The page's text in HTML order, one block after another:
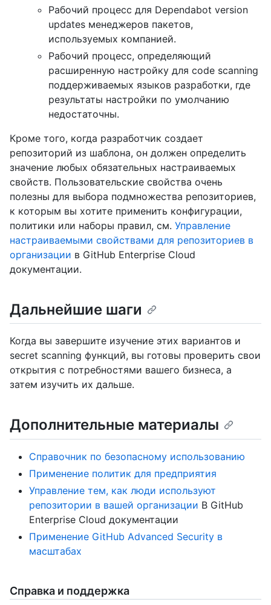
Рабочий процесс для Dependabot version
updates менеджеров пакетов,
используемых компанией.
Рабочий процесс, определяющий
расширенную настройку для code scanning
поддерживаемых языков разработки, где
результаты настройки по умолчанию
недостаточны.
Кроме того, когда разработчик создает
репозиторий из шаблона, он должен определить
значение любых обязательных настраиваемых
свойств. Пользовательские свойства очень
полезны для выбора подмножества репозиториев,
к которым вы хотите применить конфигурации,
политики или наборы правил, см. Управление
настраиваемыми свойствами для репозиториев в
организации в GitHub Enterprise Cloud
документации.
Дальнейшие шаги
Когда вы завершите изучение этих вариантов и
secret scanning функций, вы готовы проверить свои
открытия с потребностями вашего бизнеса, а
затем изучить их дальше.
Дополнительные материалы
Справочник по безопасному использованию
Применение политик для предприятия
Управление тем, как люди используют
репозитории в вашей организации В GitHub
Enterprise Cloud документации
Применение GitHub Advanced Security в
масштабах
Справка и поддержка